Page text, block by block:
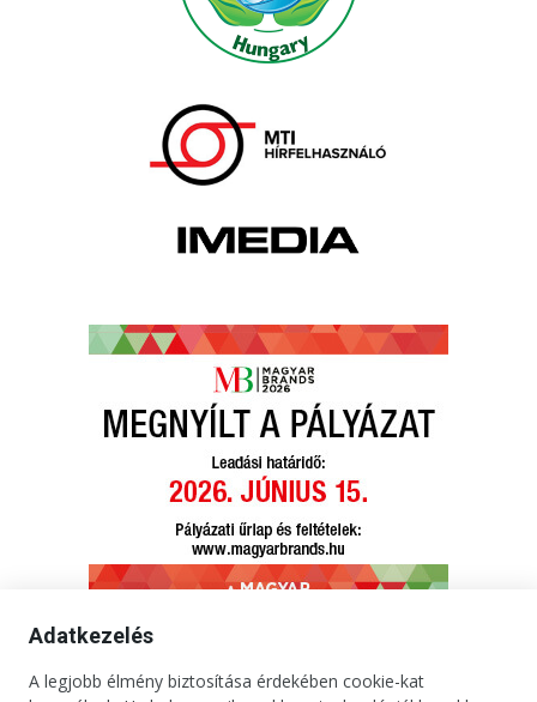
Adatkezelés
A legjobb élmény biztosítása érdekében cookie-kat